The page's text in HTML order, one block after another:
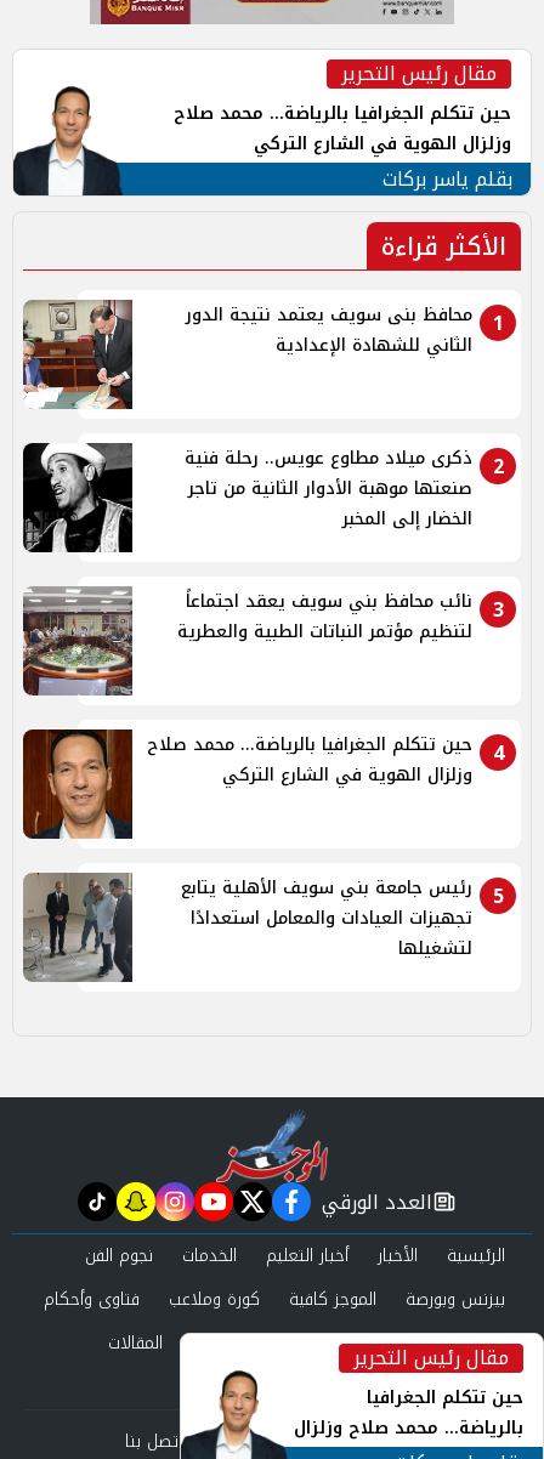
مقال رئيس التحرير
حين تتكلم الجغرافيا بالرياضة... محمد صلاح
وزلزال الهوية في الشارع التركي
بقلم ياسر بركات
الأكثر قراءة
1
محافظ بنى سويف يعتمد نتيجة الدور
الثاني للشهادة الإعدادية
2
ذكرى ميلاد مطاوع عويس.. رحلة فنية
صنعتها موهبة الأدوار الثانية من تاجر
الخضار إلى المخبر
3
نائب محافظ بني سويف يعقد اجتماعاً
لتنظيم مؤتمر النباتات الطبية والعطرية
4
حين تتكلم الجغرافيا بالرياضة... محمد صلاح
وزلزال الهوية في الشارع التركي
5
رئيس جامعة بني سويف الأهلية يتابع
تجهيزات العيادات والمعامل استعدادًا
لتشغيلها
مقال رئيس التحرير
حين تتكلم الجغرافيا
بالرياضة... محمد صلاح وزلزال
newspaper
العدد الورقي facebook
twitter
youtube
instagram
snapchat
tiktok
الرئيسية الأخبار أخبار التعليم الخدمات
نجوم الفن
بيزنس وبورصة
الموجز كافية كورة وملاعب
فتاوى وأحكام
صحة وجمال
عرب وعالم حوادث ومحاكم
المقالات
العدد الورقي
من نحن
سياسة الخصوصية اتصل بنا